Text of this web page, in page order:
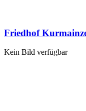
Friedhof
Kein Bild verfügbar